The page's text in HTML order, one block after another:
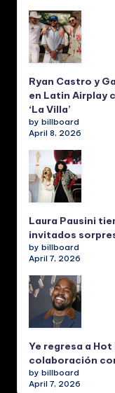
Ryan Castro y
en Latin Airplay
‘La Villa’
by billboard
April 8, 2026
Laura Pausini
invitados
by billboard
April 7, 2026
Ye regresa a
colaboración
by billboard
April 7, 2026